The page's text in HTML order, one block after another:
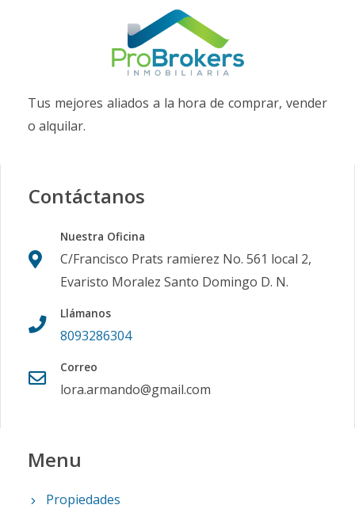
Tus mejores aliados a la hora de comprar, vender
o alquilar.
Contáctanos
Nuestra Oficina
C/Francisco Prats ramierez No. 561 local 2,
Evaristo Moralez Santo Domingo D. N.
Llámanos
8093286304
Correo
lora.armando@gmail.com
Menu
Propiedades